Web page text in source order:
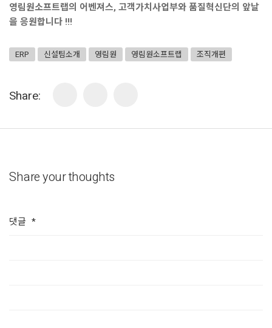
영림원소프트랩의 어벤져스, 고객가치사업부와 품질혁신단의 앞날
을 응원합니다 !!!
ERP 신설팀소개 영림원 영림원소프트랩 조직개편
Share:
Share your thoughts
댓글 *